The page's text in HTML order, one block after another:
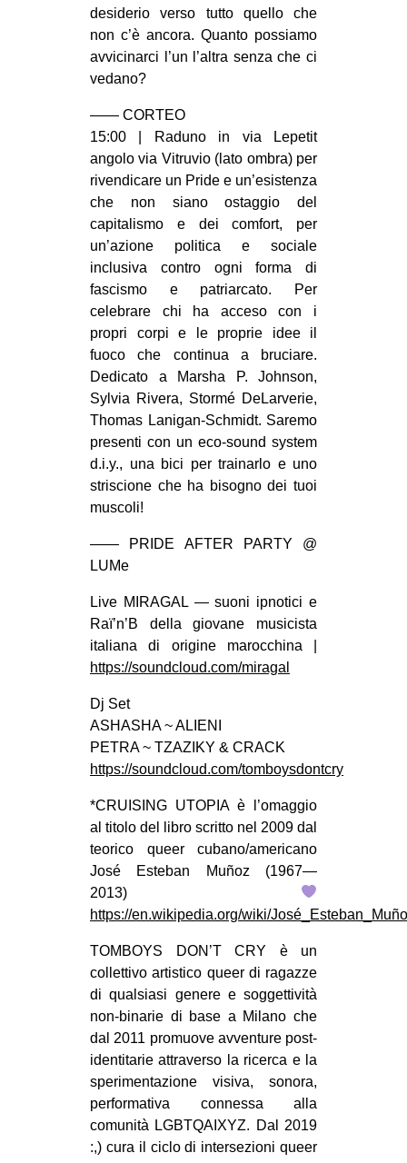
CINEMA
MANIFESTI
RECENSIONI
INTERNAZIONALE
AFRICA
ESTREMO ORIENTE
EUROPA
MEDIO ORIENTE
MONDO
EVENTI
in
tw
bsky
SEARCH
desiderio verso tutto quello che
non c’è ancora. Quanto possiamo
avvicinarci l’un l’altra senza che ci
vedano?
—— CORTEO
15:00 | Raduno in via Lepetit
angolo via Vitruvio (lato ombra) per
rivendicare un Pride e un’esistenza
che non siano ostaggio del
capitalismo e dei comfort, per
un’azione politica e sociale
inclusiva contro ogni forma di
fascismo e patriarcato. Per
celebrare chi ha acceso con i
propri corpi e le proprie idee il
fuoco che continua a bruciare.
Dedicato a Marsha P. Johnson,
Sylvia Rivera, Stormé DeLarverie,
Thomas Lanigan-Schmidt. Saremo
presenti con un eco-sound system
d.i.y., una bici per trainarlo e uno
striscione che ha bisogno dei tuoi
muscoli!
—— PRIDE AFTER PARTY @
LUMe
Live MIRAGAL — suoni ipnotici e
Raï’n’B della giovane musicista
italiana di origine marocchina |
https://soundcloud.com/miragal
Dj Set
ASHASHA ~ ALIENI
PETRA ~ TZAZIKY & CRACK
https://soundcloud.com/tomboysdontcry
*CRUISING UTOPIA è l’omaggio
al titolo del libro scritto nel 2009 dal
teorico queer cubano/americano
José Esteban Muñoz (1967—
2013)
https://en.wikipedia.org/wiki/
TOMBOYS DON’T CRY è un
collettivo artistico queer di ragazze
di qualsiasi genere e soggettività
non-binarie di base a Milano che
dal 2011 promuove avventure post-
identitarie attraverso la ricerca e la
sperimentazione visiva, sonora,
performativa connessa alla
comunità LGBTQAIXYZ. Dal 2019
:,) cura il ciclo di intersezioni queer